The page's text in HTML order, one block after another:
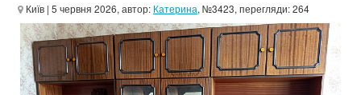
Київ | 5 червня 2026, автор: Катерина, №3423, перегляди: 264